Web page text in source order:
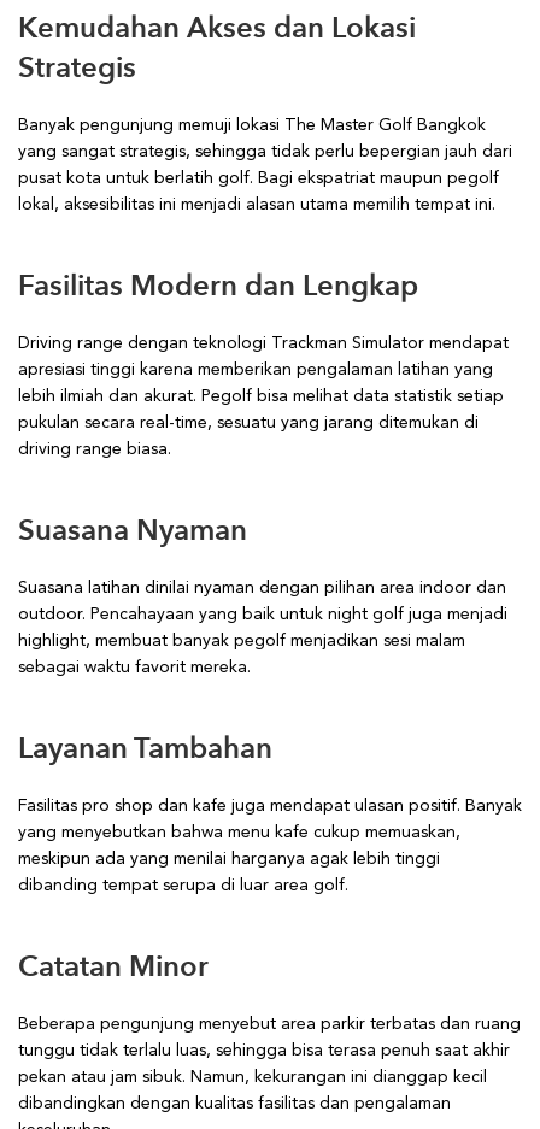
Kemudahan Akses dan Lokasi
Strategis
Banyak pengunjung memuji lokasi The Master Golf Bangkok
yang sangat strategis, sehingga tidak perlu bepergian jauh dari
pusat kota untuk berlatih golf. Bagi ekspatriat maupun pegolf
lokal, aksesibilitas ini menjadi alasan utama memilih tempat ini.
Fasilitas Modern dan Lengkap
Driving range dengan teknologi Trackman Simulator mendapat
apresiasi tinggi karena memberikan pengalaman latihan yang
lebih ilmiah dan akurat. Pegolf bisa melihat data statistik setiap
pukulan secara real-time, sesuatu yang jarang ditemukan di
driving range biasa.
Suasana Nyaman
Suasana latihan dinilai nyaman dengan pilihan area indoor dan
outdoor. Pencahayaan yang baik untuk night golf juga menjadi
highlight, membuat banyak pegolf menjadikan sesi malam
sebagai waktu favorit mereka.
Layanan Tambahan
Fasilitas pro shop dan kafe juga mendapat ulasan positif. Banyak
yang menyebutkan bahwa menu kafe cukup memuaskan,
meskipun ada yang menilai harganya agak lebih tinggi
dibanding tempat serupa di luar area golf.
Catatan Minor
Beberapa pengunjung menyebut area parkir terbatas dan ruang
tunggu tidak terlalu luas, sehingga bisa terasa penuh saat akhir
pekan atau jam sibuk. Namun, kekurangan ini dianggap kecil
dibandingkan dengan kualitas fasilitas dan pengalaman